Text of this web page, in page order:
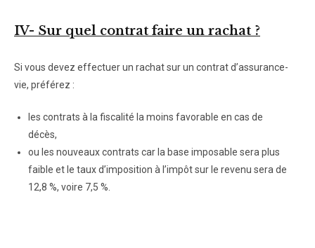
IV- Sur quel contrat faire un rachat ?
Si vous devez effectuer un rachat sur un contrat d’assurance-
vie, préférez :
les contrats à la fiscalité la moins favorable en cas de
décès,
ou les nouveaux contrats car la base imposable sera plus
faible et le taux d’imposition à l’impôt sur le revenu sera de
12,8 %, voire 7,5 %.